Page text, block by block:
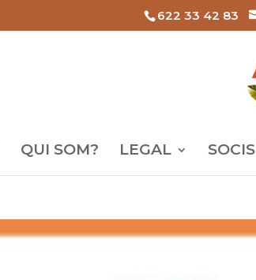
622 33 42 83
QUI SOM? LEGAL SOCIS